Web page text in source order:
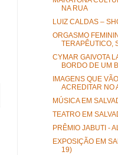
NA RUA
LUIZ CALDAS –
ORGASMO
TERAPÊUTICO,
CYMAR GAIVOTA
BORDO DE UM
IMAGENS QUE
ACREDITAR NO
MÚSICA EM
TEATRO EM
PRÊMIO JABUTI -
EXPOSIÇÃO EM
19)